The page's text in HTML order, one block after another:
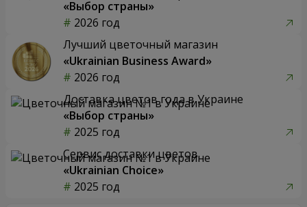
«Выбор страны»
2026 год
Лучший цветочный магазин
«Ukrainian Business Award»
2026 год
Доставка цветов года в Украине
«Выбор страны»
2025 год
Сервис доставки цветов
«Ukrainian Choice»
2025 год